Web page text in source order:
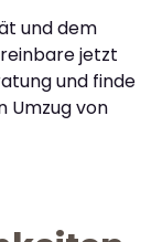
und dem
jetzt
und finde
Umzug von